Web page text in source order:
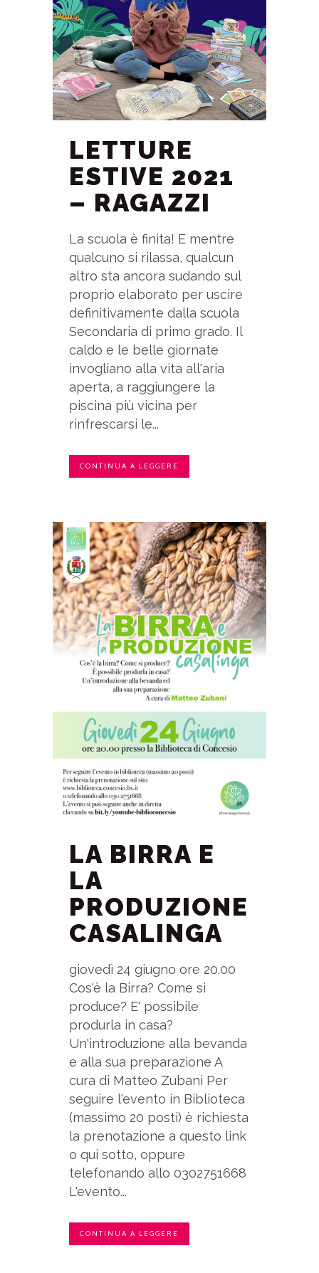
LETTURE
ESTIVE 2021
– RAGAZZI
La scuola è finita! E mentre
qualcuno si rilassa, qualcun
altro sta ancora sudando sul
proprio elaborato per uscire
definitivamente dalla scuola
Secondaria di primo grado. Il
caldo e le belle giornate
invogliano alla vita all'aria
aperta, a raggiungere la
piscina più vicina per
rinfrescarsi le...
CONTINUA A LEGGERE
LA BIRRA E
LA
PRODUZIONE
CASALINGA
giovedì 24 giugno ore 20.00
Cos'è la Birra? Come si
produce? E' possibile
produrla in casa?
Un'introduzione alla bevanda
e alla sua preparazione A
cura di Matteo Zubani Per
seguire l'evento in Biblioteca
(massimo 20 posti) è richiesta
la prenotazione a questo link
o qui sotto, oppure
telefonando allo 0302751668
L'evento...
CONTINUA A LEGGERE